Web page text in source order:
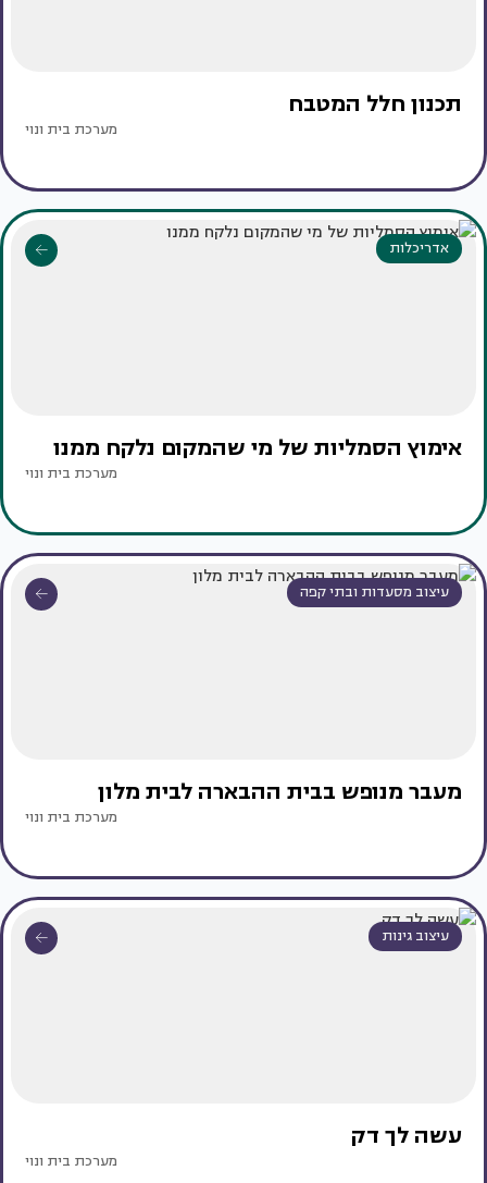
תכנון חלל המטבח
מערכת בית ונוי
אדריכלות
אימוץ הסמליות של מי שהמקום נלקח ממנו
מערכת בית ונוי
עיצוב מסעדות ובתי קפה
מעבר מנופש בבית ההבארה לבית מלון
מערכת בית ונוי
עיצוב גינות
עשה לך דק
מערכת בית ונוי